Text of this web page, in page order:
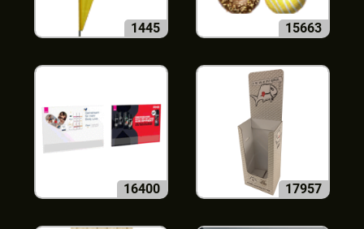
1445 15663
16400 17957